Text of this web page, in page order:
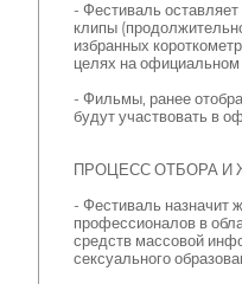
- Фестиваль оставляет
клипы
избранных
целях на официальном
- Фильмы, ранее
будут участвовать в
ПРОЦЕСС ОТБОРА И
- Фестиваль назначит
профессионалов в
средств массовой
сексуального